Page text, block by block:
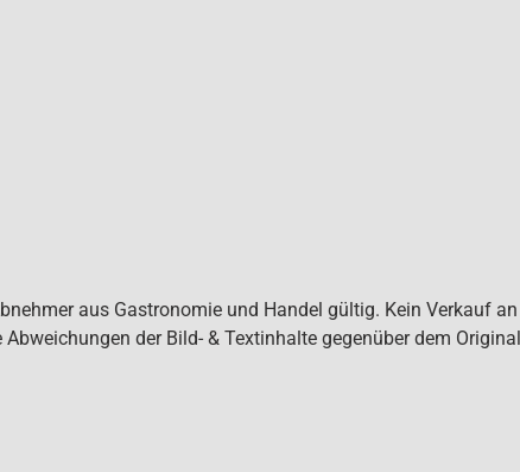
aus Gastronomie und Handel gültig. Kein Verkauf
der Bild- & Textinhalte gegenüber dem